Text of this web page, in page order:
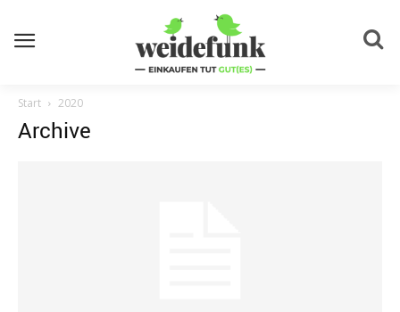
Start 2020
Archive